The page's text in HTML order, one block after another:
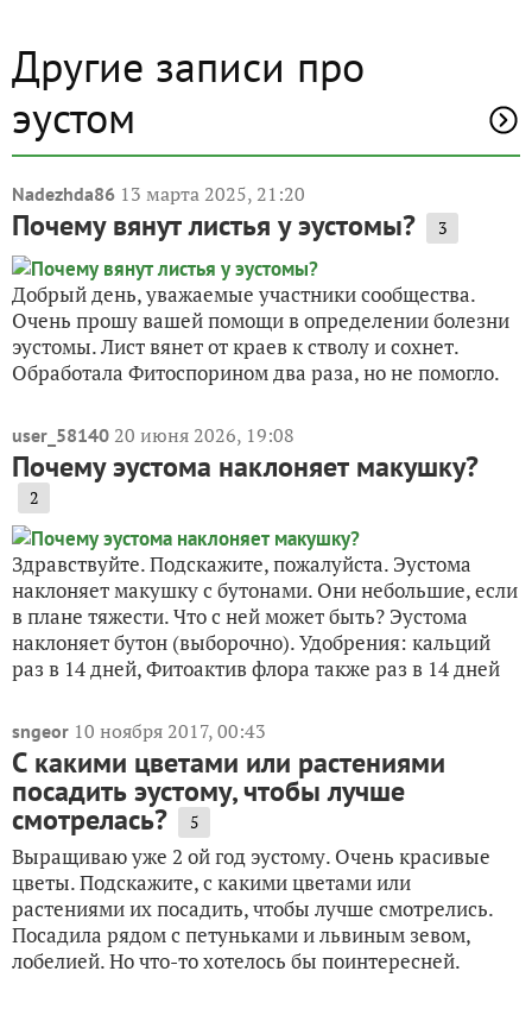
Другие записи про
эустом
Nadezhda86 13 марта 2025, 21:20
Почему вянут листья у эустомы? 3
Добрый день, уважаемые участники сообщества.
Очень прошу вашей помощи в определении болезни
эустомы. Лист вянет от краев к стволу и сохнет.
Обработала Фитоспорином два раза, но не помогло.
user_58140 20 июня 2026, 19:08
Почему эустома наклоняет макушку?
2
Здравствуйте. Подскажите, пожалуйста. Эустома
наклоняет макушку с бутонами. Они небольшие, если
в плане тяжести. Что с ней может быть? Эустома
наклоняет бутон (выборочно). Удобрения: кальций
раз в 14 дней, Фитоактив флора также раз в 14 дней
sngeor 10 ноября 2017, 00:43
С какими цветами или растениями
посадить эустому, чтобы лучше
смотрелась? 5
Выращиваю уже 2 ой год эустому. Очень красивые
цветы. Подскажите, с какими цветами или
растениями их посадить, чтобы лучше смотрелись.
Посадила рядом с петуньками и львиным зевом,
лобелией. Но что-то хотелось бы поинтересней.